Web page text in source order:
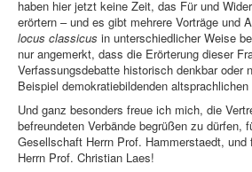
haben hier jetzt keine Zeit, das Für und
erörtern – und es gibt mehrere Vorträge und
locus classicus in unterschiedlicher Weise
nur angemerkt, dass die Erörterung dieser
Verfassungsdebatte historisch denkbar oder
Beispiel demokratiebildenden
Und ganz besonders freue ich mich, die
befreundeten Verbände begrüßen zu dürfen,
Gesellschaft Herrn Prof. Hammerstaedt,
Herrn Prof. Christian Laes!